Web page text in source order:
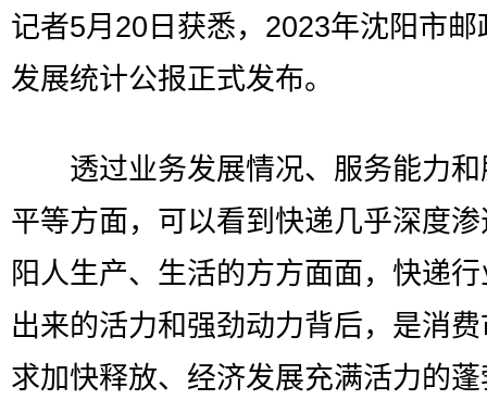
记者5月20日获悉，2023年沈阳市邮
发展统计公报正式发布。
透过业务发展情况、服务能力和
平等方面，可以看到快递几乎深度
阳人生产、生活的方方面面，快递
出来的活力和强劲动力背后，是消
求加快释放、经济发展充满活力的